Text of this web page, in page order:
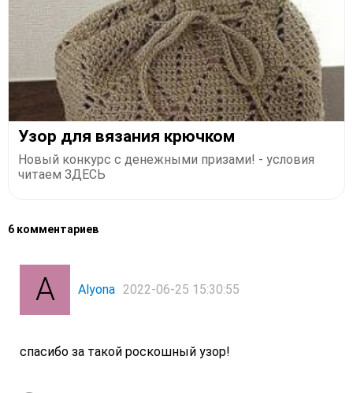
Узор для вязания крючком
Новый конкурс с денежными призами! - условия
читаем ЗДЕСЬ
6 комментариев
Alyona 2022-06-25 15:30:55
спасибо за такой роскошный узор!